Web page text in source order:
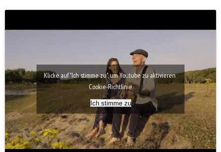
Klicke auf "Ich stimme zu", um Youtube zu aktivieren
Cookie-Richtlinie
Ich stimme zu